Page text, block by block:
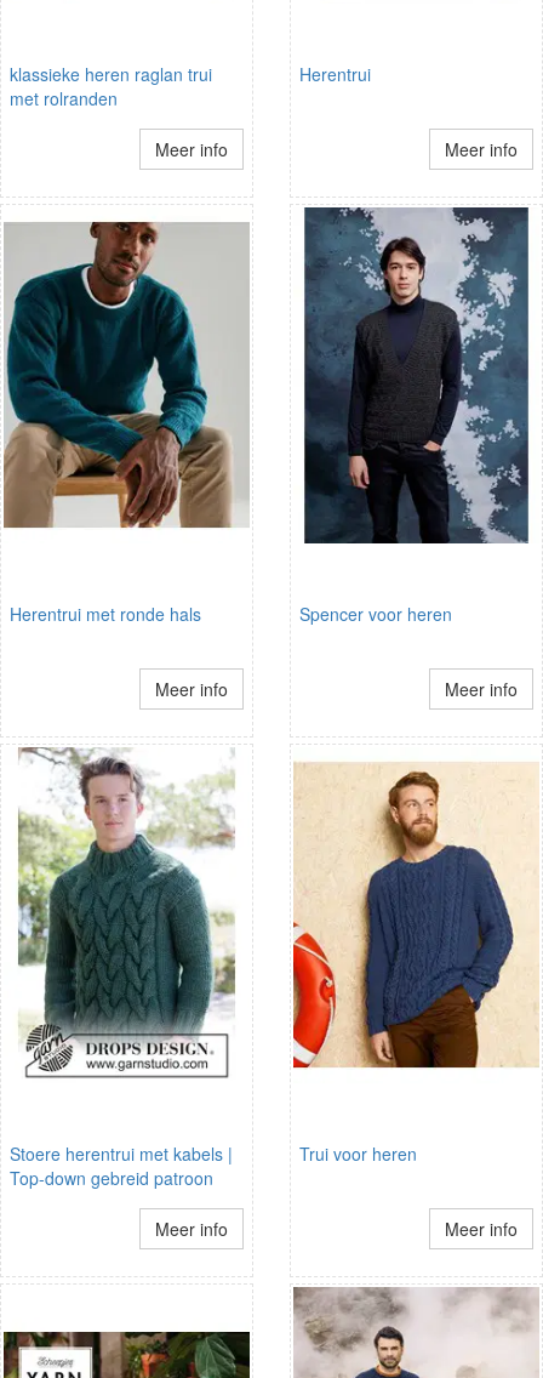
klassieke heren raglan trui
met rolranden
Meer info
Herentrui
Meer info
Herentrui met ronde hals
Meer info
Spencer voor heren
Meer info
Stoere herentrui met kabels |
Top-down gebreid patroon
Meer info
Trui voor heren
Meer info